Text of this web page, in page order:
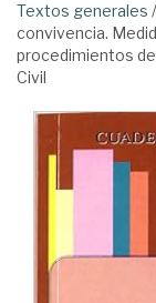
Textos generales /
convivencia.
procedimientos
Civil